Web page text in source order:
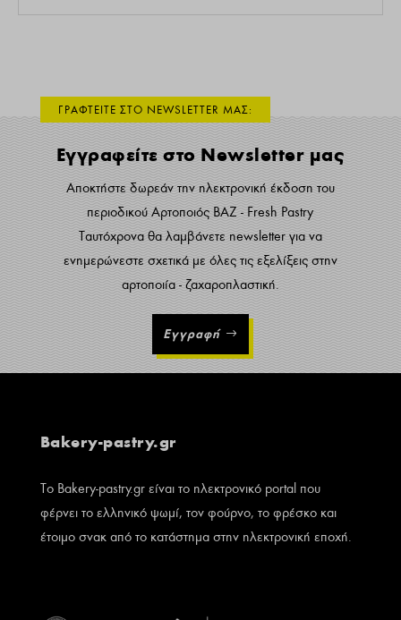
ΓΡΑΦΤΕΙΤΕ ΣΤΟ NEWSLETTER ΜΑΣ:
Εγγραφείτε στο Newsletter μας
Αποκτήστε δωρεάν την ηλεκτρονική έκδοση του
περιοδικού Αρτοποιός ΒΑΖ - Fresh Pastry
Ταυτόχρονα θα λαμβάνετε newsletter για να
ενημερώνεστε σχετικά με όλες τις εξελίξεις στην
αρτοποιία - ζαχαροπλαστική.
Εγγραφή
Bakery-pastry.gr
Το Bakery-pastry.gr είναι το ηλεκτρονικό portal που
φέρνει το ελληνικό ψωμί, τον φούρνο, το φρέσκο και
έτοιμο σνακ από το κατάστημα στην ηλεκτρονική εποχή.